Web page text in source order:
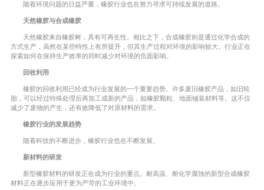
随着环境问题的日益严重，橡胶行业也在努力寻求可持续发展的道路。
天然橡胶与合成橡胶
天然橡胶来自橡胶树，具有可再生性。相比之下，合成橡胶则是通过化学合成的
方式生产，虽然在某些特性上有所提升，但其生产过程对环境的影响较大。行业正在
探索如何在保持生产效率的同时减少对环境的负面影响。
回收利用
橡胶的回收利用已经成为行业发展的一个重要趋势。许多废旧橡胶产品，如旧轮
胎，可以经过特殊处理后再加工成新的产品，如橡胶颗粒、地面铺装材料等。这不仅
减少了废物的产生，还有效降低了对原材料的需求。
橡胶行业的发展趋势
随着科技的不断进步，橡胶行业也在不断发展。
新材料的研发
新型橡胶材料的研发正在成为行业的重点。耐高温、耐化学腐蚀的新型合成橡胶
材料正在逐步应用于更为严苛的工业环境中。